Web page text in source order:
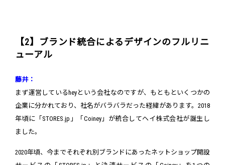
【2】ブランド統合によるデザインのフルリニ
ューアル
藤井：
まず運営しているheyという会社なのですが、もともといくつかの
企業に分かれており、社名がバラバラだった経緯があります。2018
年頃に「STORES.jp」「Coiney」が統合してヘイ株式会社が誕生し
ました。
2020年頃、今までそれぞれ別ブランドにあったネットショップ開設